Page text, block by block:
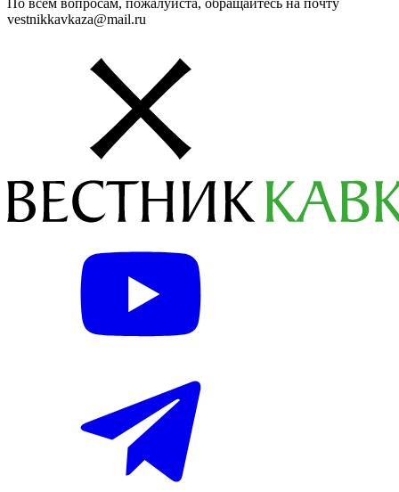
По всем вопросам, пожалуйста, обращайтесь на почту
vestnikkavkaza@mail.ru